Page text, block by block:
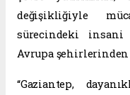
değişikliğiyle
sürecindeki insani
Avrupa
“Gaziantep,